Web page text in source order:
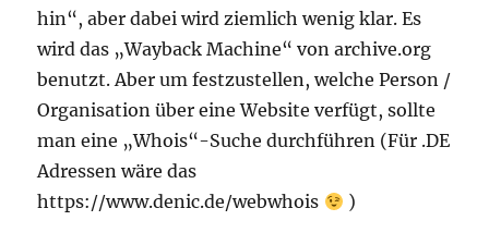
hin“, aber dabei wird ziemlich wenig klar. Es
wird das „Wayback Machine“ von archive.org
benutzt. Aber um festzustellen, welche Person /
Organisation über eine Website verfügt, sollte
man eine „Whois“-Suche durchführen (Für .DE
Adressen wäre das
https://www.denic.de/webwhois
)